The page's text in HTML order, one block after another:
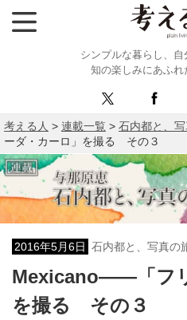
シンプルな暮らし、自
知の楽しみにあふれ
考える人 > 連載一覧 > 石内都と、
ーダ・カーロ」を撮る その３
2016年5月6日 石内都と、写真の
Mexicano――「フ
を撮る その３